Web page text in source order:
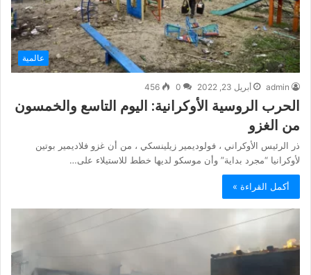
عالمية
admin أبريل 23, 2022 0
456
الحرب الروسية الأوكرانية: اليوم التاسع والخمسون
من الغزو
ذر الرئيس الأوكراني ، فولوديمير زيلينسكي ، من أن غزو فلاديمير بوتين
لأوكرانيا “مجرد بداية” وأن موسكو لديها خطط للاستيلاء على…
أكمل القراءة »